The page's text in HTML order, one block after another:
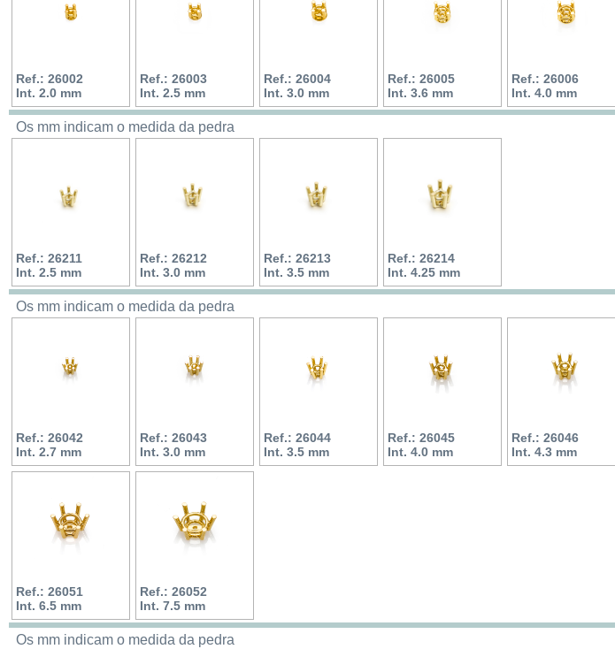
Ref.: 26002
Int. 2.0 mm
Ref.: 26003
Int. 2.5 mm
Ref.: 26004
Int. 3.0 mm
Ref.: 26005
Int. 3.6 mm
Ref.: 26006
Int. 4.0 mm
Os mm indicam o medida da pedra
Ref.: 26211
Int. 2.5 mm
Ref.: 26212
Int. 3.0 mm
Ref.: 26213
Int. 3.5 mm
Ref.: 26214
Int. 4.25 mm
Os mm indicam o medida da pedra
Ref.: 26042
Int. 2.7 mm
Ref.: 26043
Int. 3.0 mm
Ref.: 26044
Int. 3.5 mm
Ref.: 26045
Int. 4.0 mm
Ref.: 26046
Int. 4.3 mm
Ref.: 26051
Int. 6.5 mm
Ref.: 26052
Int. 7.5 mm
Os mm indicam o medida da pedra